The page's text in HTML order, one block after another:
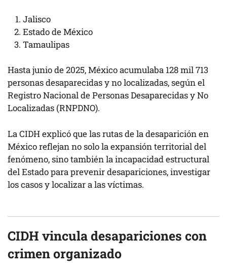
Jalisco
Estado de México
Tamaulipas
Hasta junio de 2025, México acumulaba 128 mil 713
personas desaparecidas y no localizadas, según el
Registro Nacional de Personas Desaparecidas y No
Localizadas (RNPDNO).
La CIDH explicó que las rutas de la desaparición en
México reflejan no solo la expansión territorial del
fenómeno, sino también la incapacidad estructural
del Estado para prevenir desapariciones, investigar
los casos y localizar a las víctimas.
CIDH vincula desapariciones con
crimen organizado